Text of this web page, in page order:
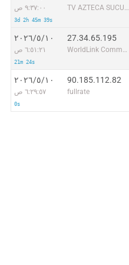
٩:٣٧:٠٠ ص
3d 2h 45m 39s
TV AZTECA SUCURSAL COLOMBIA
١٠‏/٥‏/٢٠٢٦
٦:٥١:٢١ ص
21m 24s
27.34.65.195
WorldLink Communications
١٠‏/٥‏/٢٠٢٦
٦:٢٩:٥٧ ص
0s
90.185.112.82
fullrate